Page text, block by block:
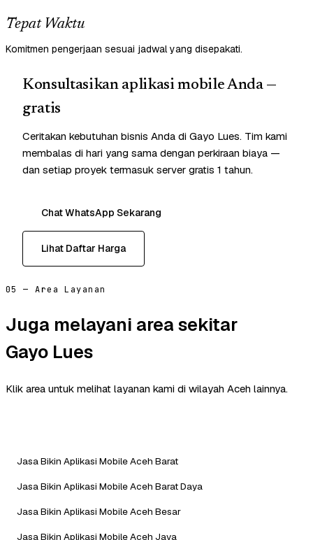
Tepat Waktu
Komitmen pengerjaan sesuai jadwal yang disepakati.
Konsultasikan aplikasi mobile Anda —
gratis
Ceritakan kebutuhan bisnis Anda di Gayo Lues. Tim kami
membalas di hari yang sama dengan perkiraan biaya —
dan setiap proyek termasuk server gratis 1 tahun.
Chat WhatsApp Sekarang
Lihat Daftar Harga
05 — Area Layanan
Juga melayani area sekitar
Gayo Lues
Klik area untuk melihat layanan kami di wilayah Aceh lainnya.
Jasa Bikin Aplikasi Mobile Aceh Barat
Jasa Bikin Aplikasi Mobile Aceh Barat Daya
Jasa Bikin Aplikasi Mobile Aceh Besar
Jasa Bikin Aplikasi Mobile Aceh Jaya